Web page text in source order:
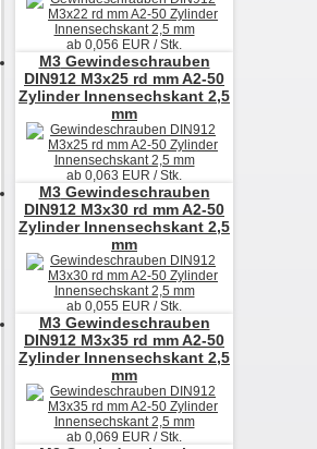
ab 0,056 EUR / Stk.
M3Gewindeschrauben
DIN912 M3x25 rd mm A2-50
Zylinder Innensechskant 2,5
mm
ab 0,063 EUR / Stk.
M3Gewindeschrauben
DIN912 M3x30 rd mm A2-50
Zylinder Innensechskant 2,5
mm
ab 0,055 EUR / Stk.
M3Gewindeschrauben
DIN912 M3x35 rd mm A2-50
Zylinder Innensechskant 2,5
mm
ab 0,069 EUR / Stk.